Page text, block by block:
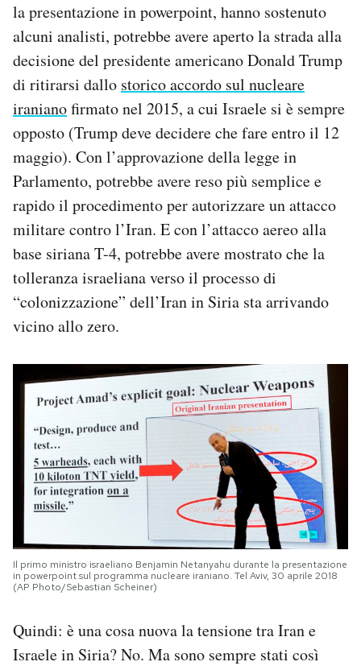
la presentazione in powerpoint, hanno sostenuto
alcuni analisti, potrebbe avere aperto la strada alla
decisione del presidente americano Donald Trump
di ritirarsi dallo storico accordo sul nucleare
iranianofirmato nel 2015, a cui Israele si è sempre
opposto (Trump deve decidere che fare entro il 12
maggio). Con l’approvazione della legge in
Parlamento, potrebbe avere reso più semplice e
rapido il procedimento per autorizzare un attacco
militare contro l’Iran. E con l’attacco aereo alla
base siriana T-4, potrebbe avere mostrato che la
tolleranza israeliana verso il processo di
“colonizzazione” dell’Iran in Siria sta arrivando
vicino allo zero.
Il primo ministro israeliano Benjamin Netanyahu durante la presentazione
in powerpoint sul programma nucleare iraniano. Tel Aviv, 30 aprile 2018
(AP Photo/Sebastian Scheiner)
Quindi: è una cosa nuova la tensione tra Iran e
Israele in Siria? No. Ma sono sempre stati così